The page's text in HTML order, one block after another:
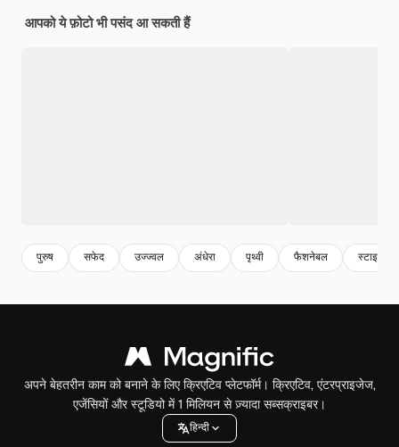
आपको ये फ़ोटो भी पसंद आ सकती हैं
पुरुष सफेद उज्ज्वल अंधेरा पृथ्वी फैशनेबल स्टाइलिश
अपने बेहतरीन काम को बनाने के लिए क्रिएटिव प्लेटफॉर्म। क्रिएटिव, एंटरप्राइजेज,
एजेंसियों और स्टूडियो में 1 मिलियन से ज़्यादा सब्सक्राइबर।
हिन्दी